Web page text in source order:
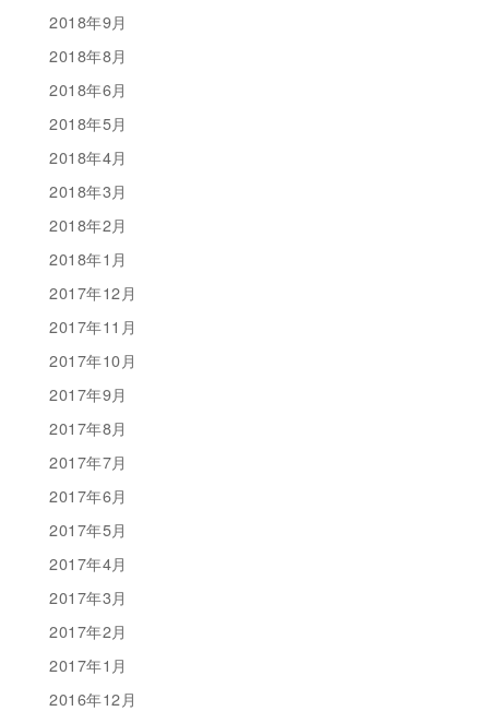
2018年9月
2018年8月
2018年6月
2018年5月
2018年4月
2018年3月
2018年2月
2018年1月
2017年12月
2017年11月
2017年10月
2017年9月
2017年8月
2017年7月
2017年6月
2017年5月
2017年4月
2017年3月
2017年2月
2017年1月
2016年12月